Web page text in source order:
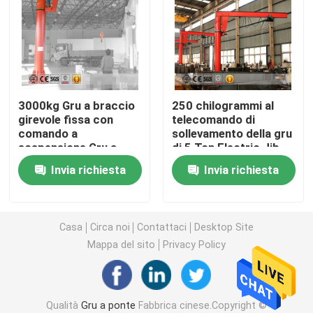
Singola gru a cavalletto della trave
Gru a cavalletto del contenitore
Gru a portale del porto
gru a cavalletto del pneumatico
gru marina della piattaforma
Gru polare nucleare
3000kg Gru a braccio
girevole fissa con
comando a
sospensione Gru a
braccio girevole
autoportante
Invia richiesta
250 chilogrammi al
telecomando di
sollevamento della gru
di 5 Ton Electric Jib
Crane Workshop
Invia richiesta
Casa Circa noi Contattaci
Desktop Site
Mappa del sito
Privacy Policy
Qualità Gru a ponte Fabbrica cinese.Copyright ©